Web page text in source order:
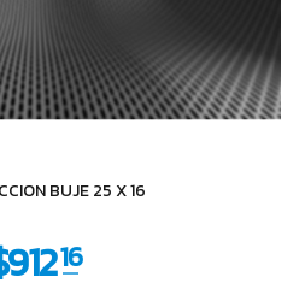
BUJE 25 X 16